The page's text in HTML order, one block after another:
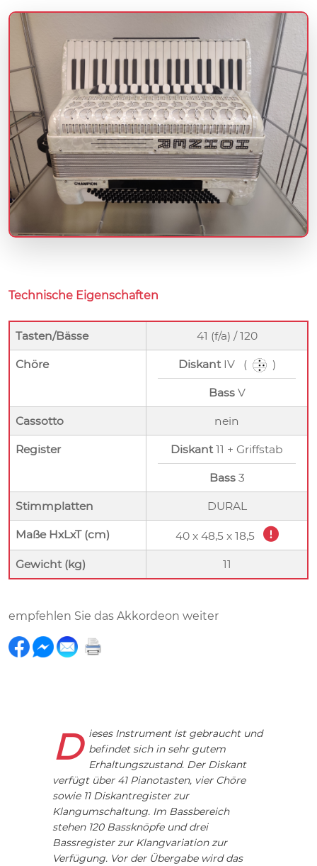
Technische Eigenschaften
Tasten/Bässe 41 (f/a) / 120
Chöre DiskantIV ( )
BassV
Cassotto nein
Register Diskant11 + Griffstab
Bass3
Stimmplatten DURAL
Maße HxLxT (cm) 40 x 48,5 x 18,5
Gewicht (kg) 11
empfehlen Sie das Akkordeon weiter
Dieses Instrument ist gebraucht und befindet sich in sehr gutem
Erhaltungszustand. Der Diskant
verfügt über 41 Pianotasten, vier Chöre
sowie 11 Diskantregister zur
Klangumschaltung. Im Bassbereich
stehen 120 Bassknöpfe und drei
Bassregister zur Klangvariation zur
Verfügung. Vor der Übergabe wird das